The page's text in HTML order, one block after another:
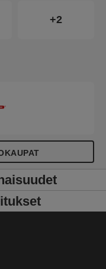
kuten
tai
paperia (80
tuulahdus
+2